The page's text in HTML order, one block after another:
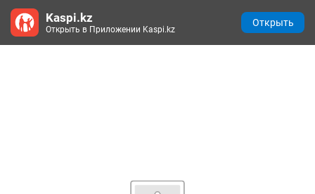
Kaspi.kz
Открыть в Приложении Kaspi.kz
Открыть